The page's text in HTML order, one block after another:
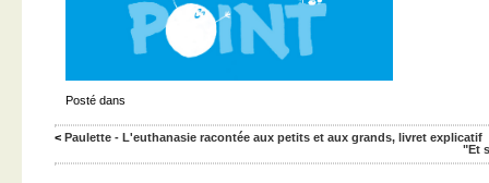
Posté dans
< Paulette - L'euthanasie racontée aux petits et aux grands, livret explicatif
"Et